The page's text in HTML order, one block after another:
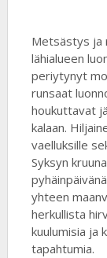
Metsästys ja
lähialueen
periytynyt
runsaat
houkuttavat
kalaan.
vaelluksille
Syksyn
yhteen
herkullista
kuulumisia ja
tapahtumia.